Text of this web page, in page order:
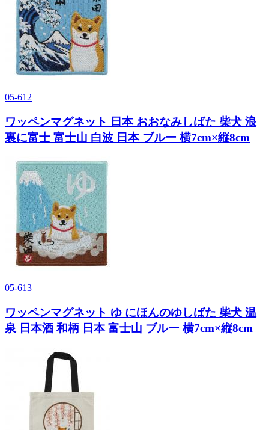
05-612
ワッペンマグネット 日本 おおなみしばた 柴犬 浪
裏に富士 富士山 白波 日本 ブルー 横7cm×縦8cm
05-613
ワッペンマグネット ゆ にほんのゆしばた 柴犬 温
泉 日本酒 和柄 日本 富士山 ブルー 横7cm×縦8cm